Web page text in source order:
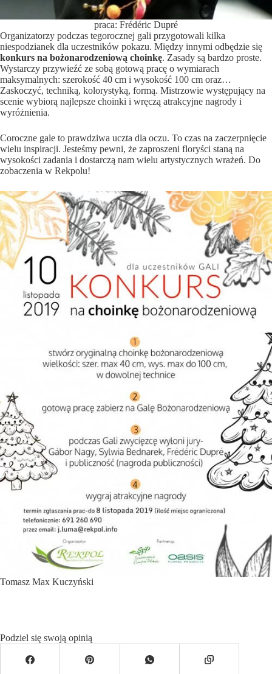
praca: Frédéric Dupré
Organizatorzy podczas tegorocznej gali przygotowali kilka
niespodzianek dla uczestników pokazu. Między innymi odbędzie się
konkurs na bożonarodzeniową choinkę. Zasady są bardzo proste.
Wystarczy przywieźć ze sobą gotową pracę o wymiarach
maksymalnych: szerokość 40 cm i wysokość 100 cm oraz…
Zaskoczyć, techniką, kolorystyką, formą. Mistrzowie występujący na
scenie wybiorą najlepsze choinki i wręczą atrakcyjne nagrody i
wyróżnienia.
Coroczne gale to prawdziwa uczta dla oczu. To czas na zaczerpnięcie
wielu inspiracji. Jesteśmy pewni, że zaproszeni floryści staną na
wysokości zadania i dostarczą nam wielu artystycznych wrażeń. Do
zobaczenia w Rekpolu!
Tomasz Max Kuczyński
Podziel się swoją opinią